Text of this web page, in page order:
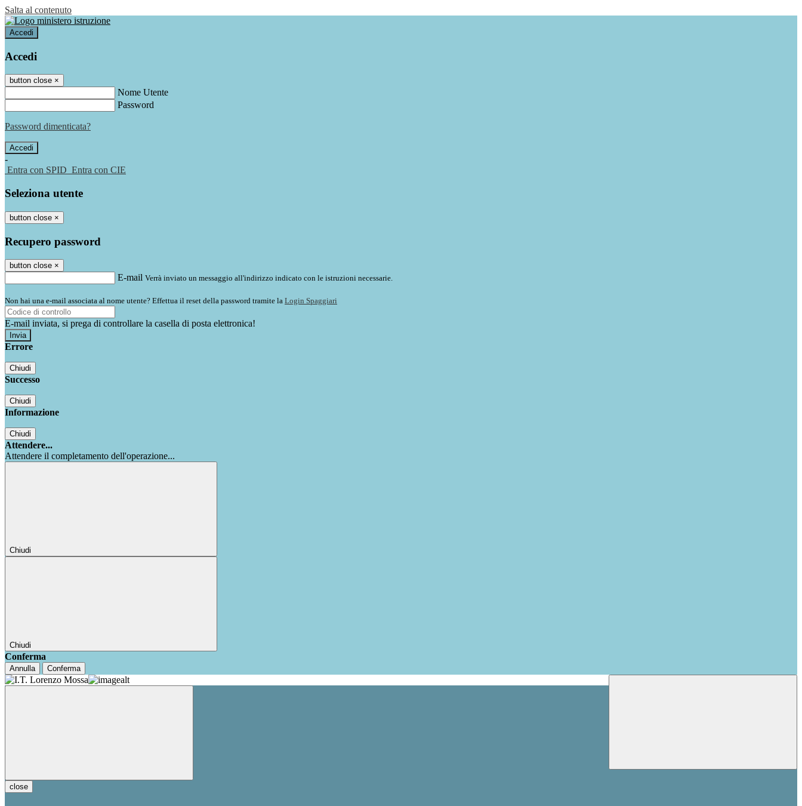
Salta al contenuto
Accedi
Accedi
button close ×
Nome Utente
Password
Password dimenticata?
-
Entra con SPID Entra con CIE
Seleziona utente
button close ×
Recupero password
button close ×
E-mail Verrà inviato un messaggio all'indirizzo indicato con le istruzioni necessarie.
Non hai una e-mail associata al nome utente? Effettua il reset della password tramite la Login Spaggiari
E-mail inviata, si prega di controllare la casella di posta elettronica!
Errore
Chiudi
Successo
Chiudi
Informazione
Chiudi
Attendere...
Attendere il completamento dell'operazione...
Chiudi
Chiudi
Conferma
Annulla Conferma
close